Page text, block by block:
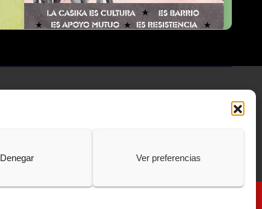
Denegar Ver preferencias